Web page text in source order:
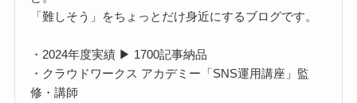
「難しそう」をちょっとだけ身近にするブログです。
・2024年度実績 ▶ 1700記事納品
・クラウドワークス アカデミー「SNS運用講座」監
修・講師